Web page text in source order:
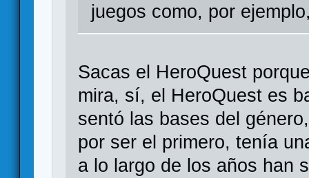
juegos como, por
Sacas el HeroQuest
mira, sí, el HeroQuest es
sentó las bases del
por ser el primero, tenía
a lo largo de los años han